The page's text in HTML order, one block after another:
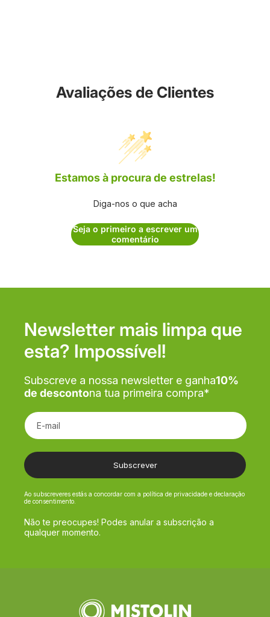
Avaliações de Clientes
Estamos à procura de estrelas!
Diga-nos o que acha
Seja o primeiro a escrever um
comentário
Newsletter mais limpa que
esta? Impossível!
Subscreve a nossa newsletter e ganha10%
de descontona tua primeira compra*
E-mail
Subscrever
Ao subscreveres estás a concordar com a política de privacidade e declaração
de consentimento.
Não te preocupes! Podes anular a subscrição a
qualquer momento.